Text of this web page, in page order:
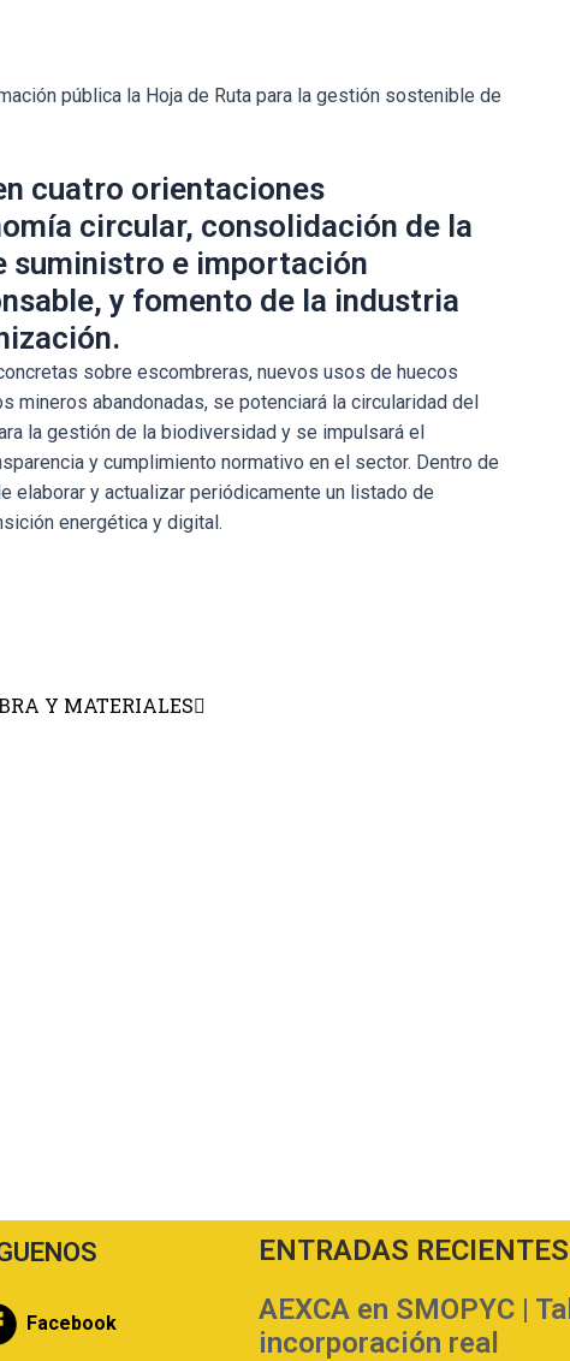
pública la Hoja de Ruta para la gestión sostenible de
cuatro orientaciones
circular, consolidación de la
suministro e importación
y fomento de la industria
sobre escombreras, nuevos usos de huecos
mineros abandonadas, se potenciará la circularidad del
la gestión de la biodiversidad y se impulsará el
y cumplimiento normativo en el sector. Dentro de
y actualizar periódicamente un listado de
energética y digital.
Y MATERIALES
Facebook
ENTRADAS RECIENTES
AEXCA en SMOPYC |
incorporación real